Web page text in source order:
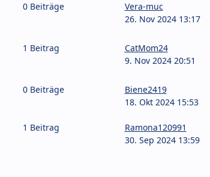
0 Beiträge
Vera-muc
26. Nov 2024 13:17
1 Beitrag
CatMom24
9. Nov 2024 20:51
0 Beiträge
Biene2419
18. Okt 2024 15:53
1 Beitrag
Ramona120991
30. Sep 2024 13:59